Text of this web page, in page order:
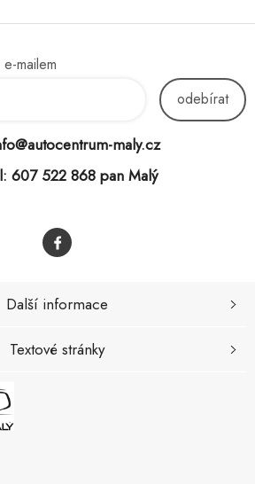
mailem
odebírat
maly.cz
607 522 868 pan Malý
Další informace
Textové stránky